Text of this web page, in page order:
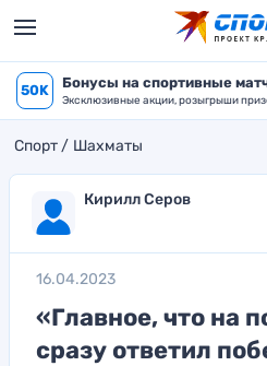
50K Бонусы на спортивные
Эксклюзивные акции, розыгрыши
Спорт Шахматы
Кирилл Серов
16.04.2023
«Главное, что на
сразу ответил